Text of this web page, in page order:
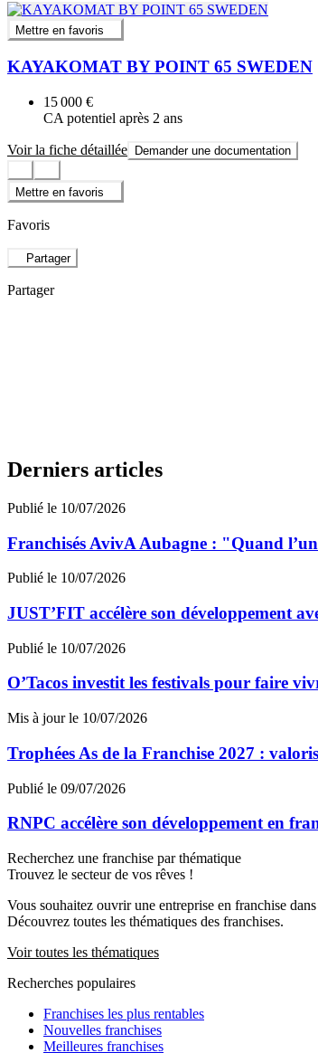
Mettre en favoris
KAYAKOMAT BY POINT 65 SWEDEN
15 000 €
CA potentiel après 2 ans
Voir la fiche détaillée Demander une documentation
Mettre en favoris
Favoris
Partager
Partager
Derniers articles
Publié le 10/07/2026
Franchisés AvivA Aubagne : "Quand
Publié le 10/07/2026
JUST’FIT accélère son développement
Publié le 10/07/2026
O’Tacos investit les festivals pour faire
Mis à jour le 10/07/2026
Trophées As de la Franchise 2027 :
Publié le 09/07/2026
RNPC accélère son développement en
Recherchez une franchise par thématique
Trouvez le secteur de vos rêves !
Vous souhaitez ouvrir une entreprise en franchise
Découvrez toutes les thématiques des franchises.
Voir toutes les thématiques
Recherches populaires
Franchises les plus rentables
Nouvelles franchises
Meilleures franchises